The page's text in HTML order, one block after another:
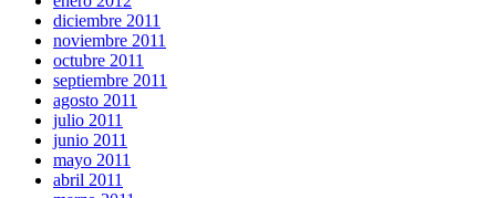
diciembre 2011
noviembre 2011
octubre 2011
septiembre 2011
agosto 2011
julio 2011
junio 2011
mayo 2011
abril 2011